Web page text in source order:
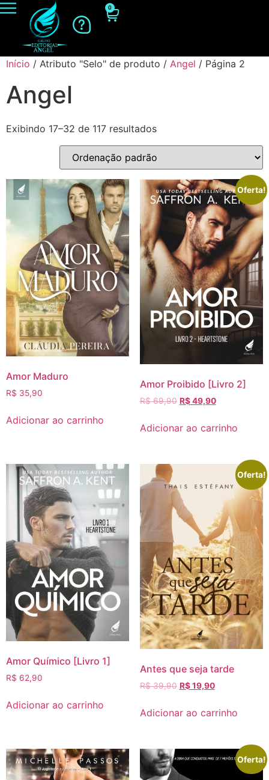
0
Início / Atributo "Selo" de produto / Angel / Página 2
Angel
Exibindo 17–32 de 117 resultados
Amor Maduro
R$ 35,90
Adicionar ao carrinho
Oferta!
Amor Proibido [Livro 2]
R$69,90 R$49,90
Adicionar ao carrinho
Amor Químico [Livro 1]
R$ 62,90
Adicionar ao carrinho
Oferta!
Antes que seja tarde
R$39,90 R$19,90
Adicionar ao carrinho
Oferta!